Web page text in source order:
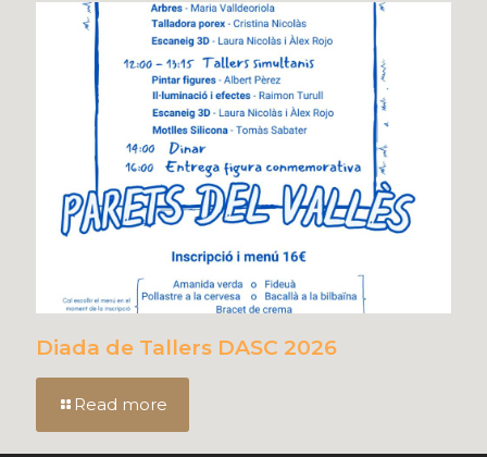
Diada de Tallers DASC 2026
Read more